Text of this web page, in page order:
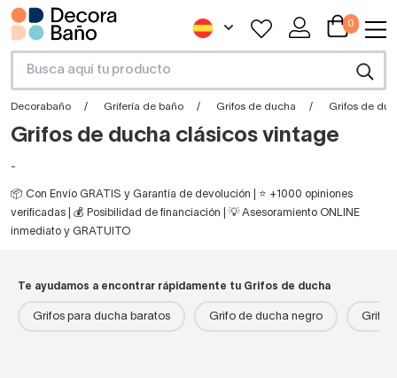
0
Decorabaño Grifería de baño Grifos de ducha Grifos de
Grifos de ducha clásicos vintage
-
📦 Con Envío GRATIS y Garantía de devolución | ⭐ +1000 opiniones
verificadas | 💰 Posibilidad de financiación | 💡 Asesoramiento ONLINE
inmediato y GRATUITO
Te ayudamos a encontrar rápidamente tu Grifos de ducha
Grifos para ducha baratos Grifo de ducha negro Grifos